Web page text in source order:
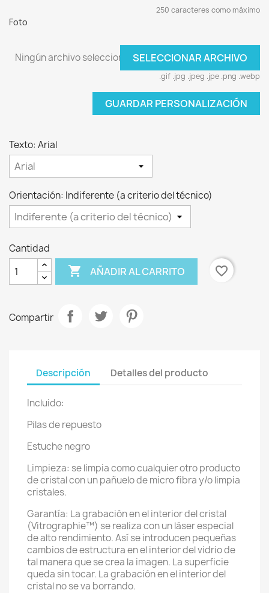
250 caracteres como máximo
Foto
Ningún archivo seleccionadoSELECCIONAR ARCHIVO
.gif .jpg .jpeg .jpe .png .webp
GUARDAR PERSONALIZACIÓN
Texto: Arial
Orientación: Indiferente (a criterio del técnico)
Cantidad
 AÑADIR AL CARRITO favorite_border
Compartir
Descripción Detalles del producto
Incluido:
Pilas de repuesto
Estuche negro
Limpieza: se limpia como cualquier otro producto
de cristal con un pañuelo de micro fibra y/o limpia
cristales.
Garantía: La grabación en el interior del cristal
(Vitrographie™) se realiza con un láser especial
de alto rendimiento. Así se introducen pequeñas
cambios de estructura en el interior del vidrio de
tal manera que se crea la imagen. La superficie
queda sin tocar. La grabación en el interior del
cristal no se va borrando.